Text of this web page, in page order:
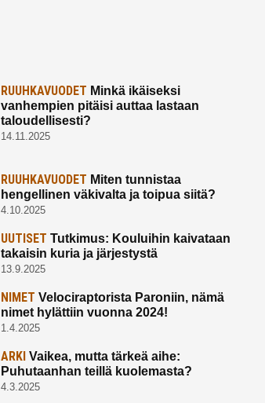
RUUHKAVUODET Minkä ikäiseksi
vanhempien pitäisi auttaa lastaan
taloudellisesti?
14.11.2025
RUUHKAVUODET Miten tunnistaa
hengellinen väkivalta ja toipua siitä?
4.10.2025
UUTISET Tutkimus: Kouluihin kaivataan
takaisin kuria ja järjestystä
13.9.2025
NIMET Velociraptorista Paroniin, nämä
nimet hylättiin vuonna 2024!
1.4.2025
ARKI Vaikea, mutta tärkeä aihe:
Puhutaanhan teillä kuolemasta?
4.3.2025